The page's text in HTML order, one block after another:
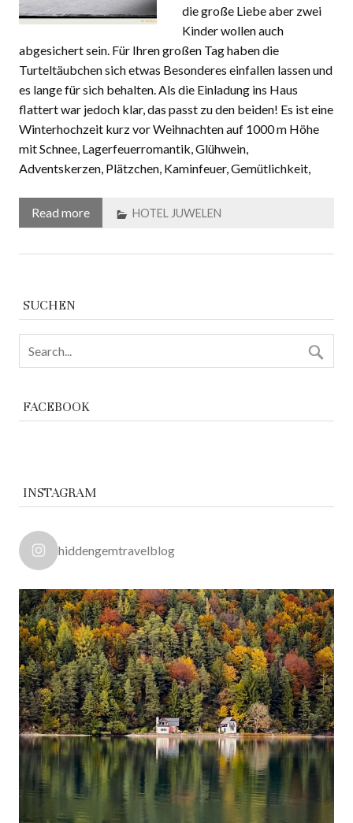
die große Liebe aber zwei
Kinder wollen auch
abgesichert sein. Für Ihren großen Tag haben die
Turteltäubchen sich etwas Besonderes einfallen lassen und
es lange für sich behalten. Als die Einladung ins Haus
flattert war jedoch klar, das passt zu den beiden! Es ist eine
Winterhochzeit kurz vor Weihnachten auf 1000 m Höhe
mit Schnee, Lagerfeuerromantik, Glühwein,
Adventskerzen, Plätzchen, Kaminfeuer, Gemütlichkeit,
Read more HOTEL JUWELEN
SUCHEN
FACEBOOK
INSTAGRAM
hiddengemtravelblog